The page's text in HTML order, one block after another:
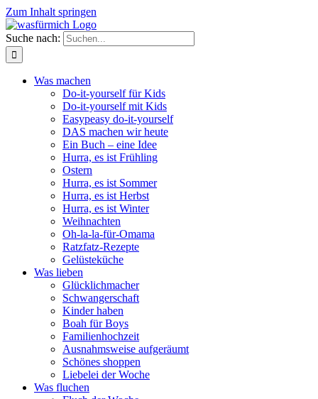
Zum Inhalt springen
Suche nach:
Was machen
Do-it-yourself für Kids
Do-it-yourself mit Kids
Easypeasy do-it-yourself
DAS machen wir heute
Ein Buch – eine Idee
Hurra, es ist Frühling
Ostern
Hurra, es ist Sommer
Hurra, es ist Herbst
Hurra, es ist Winter
Weihnachten
Oh-la-la-für-Omama
Ratzfatz-Rezepte
Gelüsteküche
Was lieben
Glücklichmacher
Schwangerschaft
Kinder haben
Boah für Boys
Familienhochzeit
Ausnahmsweise aufgeräumt
Schönes shoppen
Liebelei der Woche
Was fluchen